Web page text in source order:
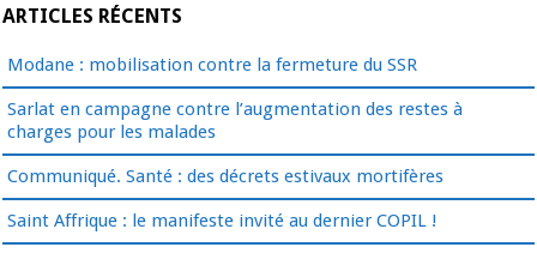
ARTICLES RÉCENTS
Modane : mobilisation contre la fermeture du SSR
Sarlat en campagne contre l’augmentation des restes à
charges pour les malades
Communiqué. Santé : des décrets estivaux mortifères
Saint Affrique : le manifeste invité au dernier COPIL !